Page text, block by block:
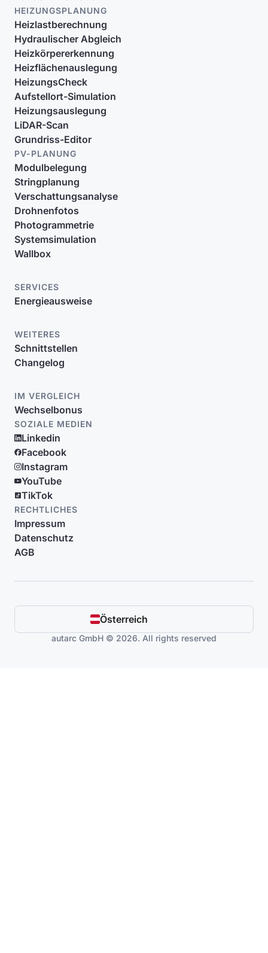
HEIZUNGSPLANUNG
Heizlastberechnung
Hydraulischer Abgleich
Heizkörpererkennung
Heizflächenauslegung
HeizungsCheck
Aufstellort-Simulation
Heizungsauslegung
LiDAR-Scan
Grundriss-Editor
PV-PLANUNG
Modulbelegung
Stringplanung
Verschattungsanalyse
Drohnenfotos
Photogrammetrie
Systemsimulation
Wallbox
SERVICES
Energieausweise
WEITERES
Schnittstellen
Changelog
IM VERGLEICH
Wechselbonus
SOZIALE MEDIEN
Linkedin
Facebook
Instagram
YouTube
TikTok
RECHTLICHES
Impressum
Datenschutz
AGB
Österreich
autarc GmbH © 2026. All rights reserved